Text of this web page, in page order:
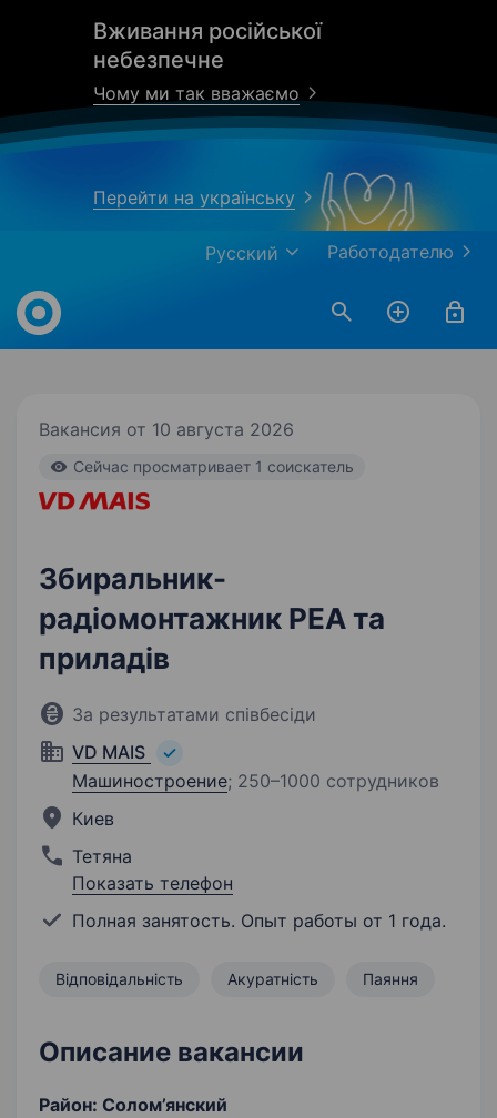
Вживання російської
небезпечне
Чому ми так вважаємо
Перейти на українську
Работодателю
Русский
Work.ua
Вакансия от 10 августа 2026
Cейчас просматривает 1 соискатель
Збиральник-
радіомонтажник РЕА та
приладів
За результатами співбесіди
VD MAIS
Машиностроение; 250–1000 сотрудников
Киев
Тетяна
Показать телефон
Полная занятость. Опыт работы от 1 года.
Відповідальність Акуратність Паяння
Описание вакансии
Район: Солом’янский